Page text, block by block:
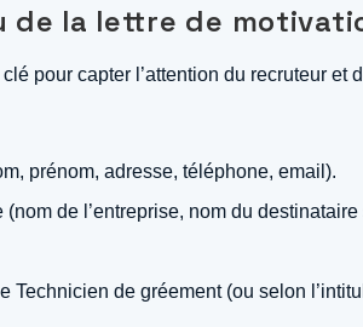
la lettre de
pour capter l’attention du recruteur et
prénom, adresse, téléphone, email).
(nom de l’entreprise, nom du
Technicien de gréement (ou selon